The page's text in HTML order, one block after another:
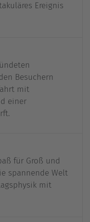
Ereignis
Besuchern
mit
einer
für Groß und
spannende Welt
mit